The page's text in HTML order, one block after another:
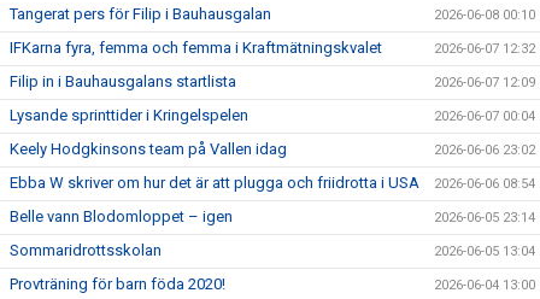
Tangerat pers för Filip i Bauhausgalan 2026-06-08 00:10
IFKarna fyra, femma och femma i Kraftmätningskvalet 2026-06-07 12:32
Filip in i Bauhausgalans startlista 2026-06-07 12:09
Lysande sprinttider i Kringelspelen 2026-06-07 00:04
Keely Hodgkinsons team på Vallen idag 2026-06-06 23:02
Ebba W skriver om hur det är att plugga och friidrotta i USA 2026-06-06 08:54
Belle vann Blodomloppet – igen 2026-06-05 23:14
Sommaridrottsskolan 2026-06-05 13:04
Provträning för barn föda 2020! 2026-06-04 13:00